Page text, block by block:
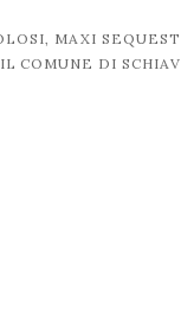
MAXI
COMUNE DI